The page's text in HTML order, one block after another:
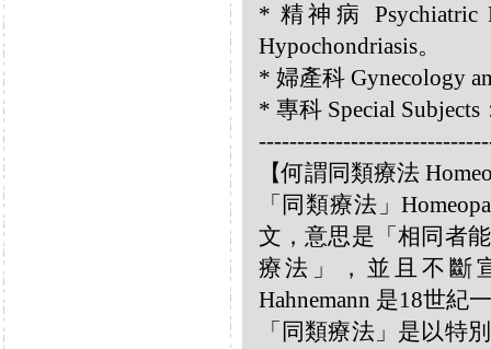
* 精神病 Psychiatric
Hypochondriasis。
* 婦產科 Gynecology
* 專科 Special
【何謂同類療法
「同類療法」
文，意思是「相同者
療法」，並且不斷
Hahnemann 是18世紀
「同類療法」是以特